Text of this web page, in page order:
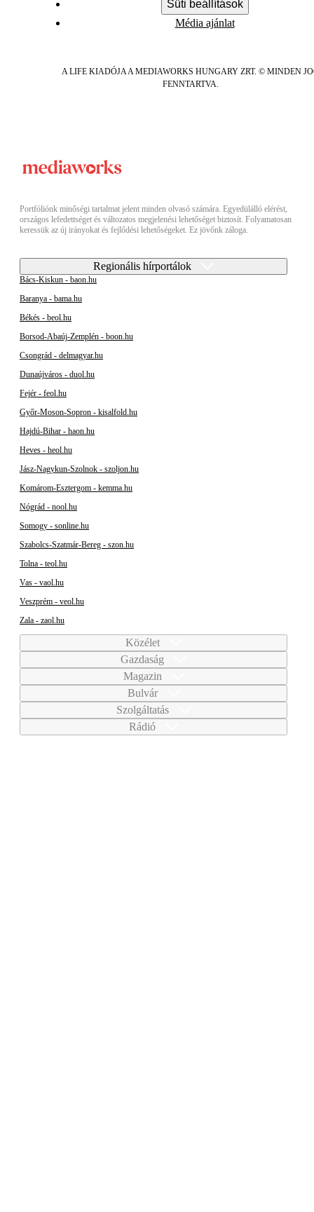
Süti beállítások
Média ajánlat
A LIFE KIADÓJA A MEDIAWORKS HUNGARY ZRT. © MINDEN
FENNTARTVA.
Portfóliónk minőségi tartalmat jelent minden olvasó számára. Egyedülálló elérést,
országos lefedettséget és változatos megjelenési lehetőséget biztosít. Folyamatosan
keressük az új irányokat és fejlődési lehetőségeket. Ez jövőnk záloga.
Regionális hírportálok
Bács-Kiskun - baon.hu
Baranya - bama.hu
Békés - beol.hu
Borsod-Abaúj-Zemplén - boon.hu
Csongrád - delmagyar.hu
Dunaújváros - duol.hu
Fejér - feol.hu
Győr-Moson-Sopron - kisalfold.hu
Hajdú-Bihar - haon.hu
Heves - heol.hu
Jász-Nagykun-Szolnok - szoljon.hu
Komárom-Esztergom - kemma.hu
Nógrád - nool.hu
Somogy - sonline.hu
Szabolcs-Szatmár-Bereg - szon.hu
Tolna - teol.hu
Vas - vaol.hu
Veszprém - veol.hu
Zala - zaol.hu
Közélet
Gazdaság
Magazin
Bulvár
Szolgáltatás
Rádió